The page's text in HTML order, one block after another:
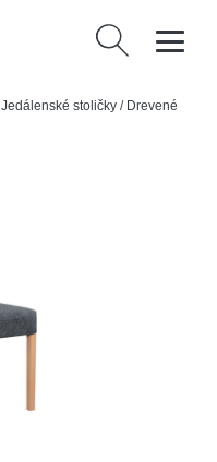
Hľadať:
Jedálenské stoličky / Drevené